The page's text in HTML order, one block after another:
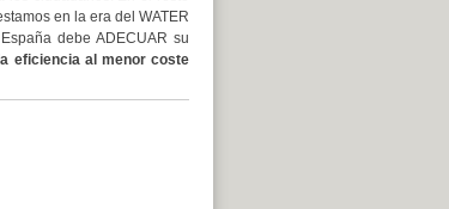
en la era del WATER
debe ADECUAR su
eficiencia al menor coste